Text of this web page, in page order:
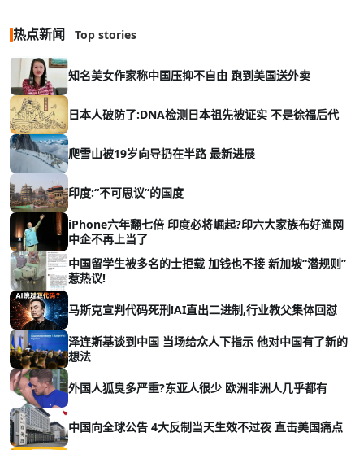
热点新闻 Top stories
知名美女作家称中国压抑不自由 跑到美国送外卖
日本人破防了:DNA检测日本祖先被证实 不是徐福后代
爬雪山被19岁向导扔在半路 最新进展
印度:“不可思议”的国度
iPhone六年翻七倍 印度必将崛起?印六大家族布好渔网
中企不再上当了
中国留学生被多名的士拒载 加钱也不接 新加坡“潜规则”
惹热议!
马斯克宣判代码死刑!AI直出二进制,行业教父集体回怼
泽连斯基谈到中国 当场给众人下指示 他对中国有了新的
想法
外国人狐臭多严重?东亚人很少 欧洲非洲人几乎都有
中国向全球公告 4大反制当天生效不过夜 直击美国痛点